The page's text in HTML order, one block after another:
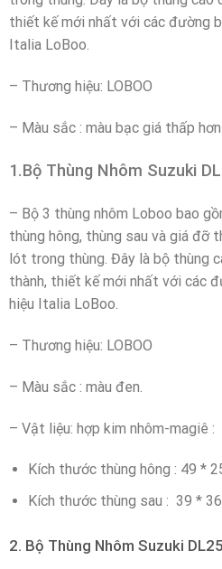
thiết kế mới nhất với các đường
Italia LoBoo.
– Thương hiệu: LOBOO
– Màu sắc : màu bạc giá thấp hơn
1.Bộ Thùng Nhôm Suzuki
– Bộ 3 thùng nhôm Loboo bao
thùng hông, thùng sau và giá đỡ
lót trong thùng. Đây là bộ thùng
thành, thiết kế mới nhất với các
hiệu Italia LoBoo.
– Thương hiệu: LOBOO
– Màu sắc : màu đen.
– Vật liệu: hợp kim nhôm-magiê :
Kích thước thùng hông : 49 *
Kích thước thùng sau : 39 *
2. Bộ Thùng Nhôm Suzuki